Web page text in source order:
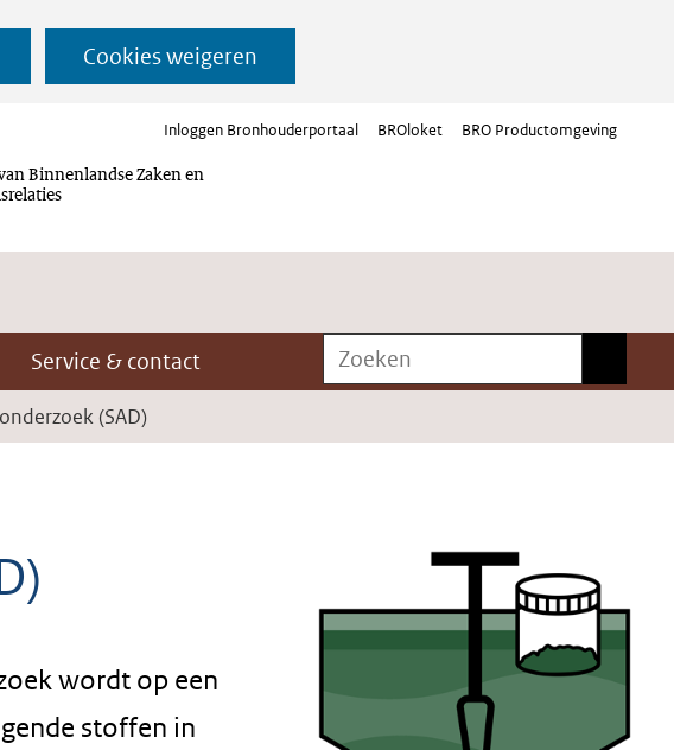
Cookies weigeren
Binnenlandse Zaken en
Inloggen Bronhouderportaal BROloket BRO Productomgeving
Service & contact Zoeken
(SAD)
wordt op een
stoffen in